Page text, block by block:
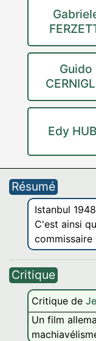
Guido
Edy
Résumé
Istanbul
C'est ainsi
Critique
Critique de
Un film